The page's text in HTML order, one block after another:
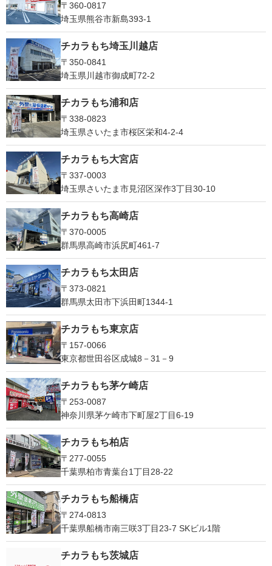
〒360-0817
埼玉県熊谷市新島393-1
チカラもち埼玉川越店
〒350-0841
埼玉県川越市御成町72-2
チカラもち浦和店
〒338-0823
埼玉県さいたま市桜区栄和4-2-4
チカラもち大宮店
〒337-0003
埼玉県さいたま市見沼区深作3丁目30-10
チカラもち高崎店
〒370-0005
群馬県高崎市浜尻町461-7
チカラもち太田店
〒373-0821
群馬県太田市下浜田町1344-1
チカラもち東京店
〒157-0066
東京都世田谷区成城8－31－9
チカラもち茅ケ崎店
〒253-0087
神奈川県茅ケ崎市下町屋2丁目6-19
チカラもち柏店
〒277-0055
千葉県柏市青葉台1丁目28-22
チカラもち船橋店
〒274-0813
千葉県船橋市南三咲3丁目23-7 SKビル1階
チカラもち茨城店